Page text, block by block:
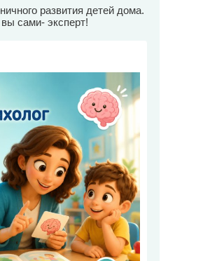
развития детей дома.
сами- эксперт!